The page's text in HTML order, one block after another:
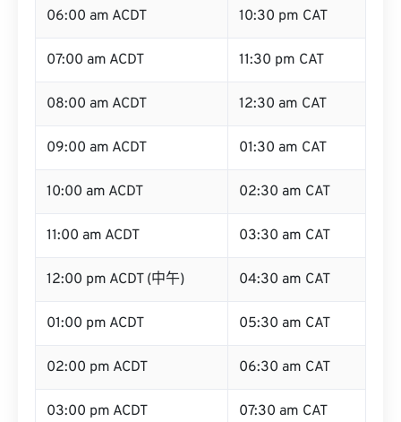
06:00 am ACDT 10:30 pm CAT
07:00 am ACDT 11:30 pm CAT
08:00 am ACDT 12:30 am CAT
09:00 am ACDT 01:30 am CAT
10:00 am ACDT 02:30 am CAT
11:00 am ACDT 03:30 am CAT
12:00 pm ACDT (中午) 04:30 am CAT
01:00 pm ACDT 05:30 am CAT
02:00 pm ACDT 06:30 am CAT
03:00 pm ACDT 07:30 am CAT